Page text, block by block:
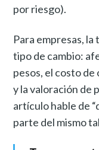
por riesgo).
Para empresas,
tipo de cambio:
pesos, el costo
y la valoración de
artículo hable de
parte del mismo